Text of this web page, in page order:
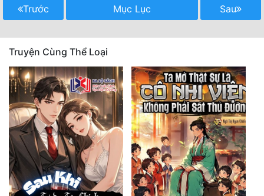
Trước Mục Lục Sau
Truyện Cùng Thể Loại